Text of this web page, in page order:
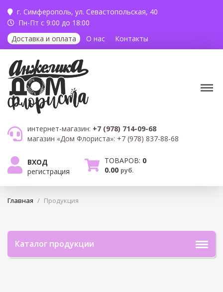
г. Симферополь, ул. Севастопольская, 40
Пн-Пт с 9:00 до 18:00
Доставка и оплата
О нас Контакты
интернет-магазин: +7 (978) 714-09-68
магазин «Дом Флориста»: +7 (978) 837-88-68
ВХОД
регистрация
ТОВАРОВ: 0
0.00 руб.
Главная / Продукция
Каталог продукции